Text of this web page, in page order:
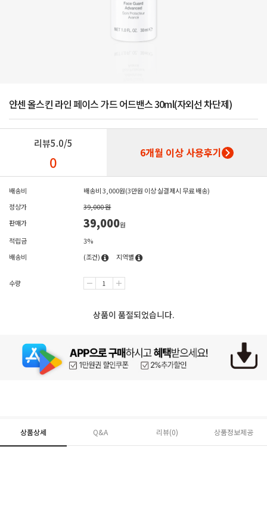
얀센 올스킨 라인 페이스 가드 어드밴스 30ml(자외선 차단제)
리뷰5.0/5
0 6개월 이상 사용후기
배송비
배송비 3,000원(3만원 이상 실결제시 무료 배송)
정상가
39,000 원
판매가
39,000원
적립금
3%
배송비
(조건) 지역별
수량
상품이 품절되었습니다.
상품상세 Q&A 리뷰(0) 상품정보제공